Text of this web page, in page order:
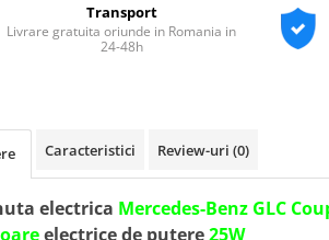
Transport
Livrare gratuita oriunde in Romania in
24-48h
Caracteristici Review-uri (0)
electrica Mercedes-Benz GLC
electrice de putere25W